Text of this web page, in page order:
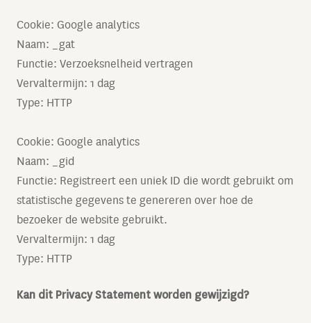
Cookie: Google analytics
Naam: _gat
Functie: Verzoeksnelheid vertragen
Vervaltermijn: 1 dag
Type: HTTP
Cookie: Google analytics
Naam: _gid
Functie: Registreert een uniek ID die wordt gebruikt om
statistische gegevens te genereren over hoe de
bezoeker de website gebruikt.
Vervaltermijn: 1 dag
Type: HTTP
Kan dit Privacy Statement worden gewijzigd?